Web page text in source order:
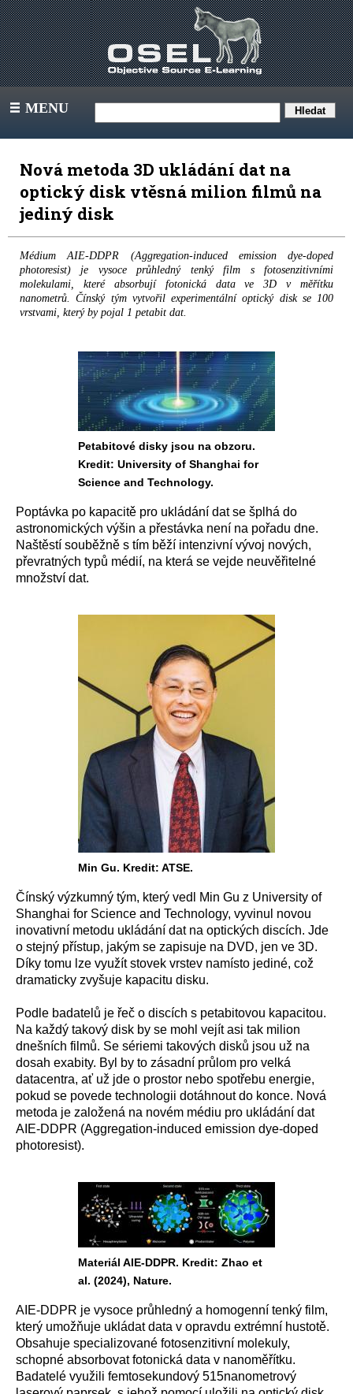
III MENU
Nová metoda 3D ukládání dat na
optický disk vtěsná milion filmů na
jediný disk
Médium AIE-DDPR (Aggregation-induced emission dye-doped
photoresist) je vysoce průhledný tenký film s fotosenzitivními
molekulami, které absorbují fotonická data ve 3D v měřítku
nanometrů. Čínský tým vytvořil experimentální optický disk se 100
vrstvami, který by pojal 1 petabit dat.
Petabitové disky jsou na obzoru.
Kredit: University of Shanghai for
Science and Technology.
Poptávka po kapacitě pro ukládání dat se šplhá do
astronomických výšin a přestávka není na pořadu dne.
Naštěstí souběžně s tím běží intenzivní vývoj nových,
převratných typů médií, na která se vejde neuvěřitelné
množství dat.
Min Gu. Kredit: ATSE.
Čínský výzkumný tým, který vedl Min Gu z University of
Shanghai for Science and Technology, vyvinul novou
inovativní metodu ukládání dat na optických discích. Jde
o stejný přístup, jakým se zapisuje na DVD, jen ve 3D.
Díky tomu lze využít stovek vrstev namísto jediné, což
dramaticky zvyšuje kapacitu disku.
Podle badatelů je řeč o discích s petabitovou kapacitou.
Na každý takový disk by se mohl vejít asi tak milion
dnešních filmů. Se sériemi takových disků jsou už na
dosah exabity. Byl by to zásadní průlom pro velká
datacentra, ať už jde o prostor nebo spotřebu energie,
pokud se povede technologii dotáhnout do konce. Nová
metoda je založená na novém médiu pro ukládání dat
AIE-DDPR (Aggregation-induced emission dye-doped
photoresist).
Materiál AIE-DDPR. Kredit: Zhao et
al. (2024), Nature.
AIE-DDPR je vysoce průhledný a homogenní tenký film,
který umožňuje ukládat data v opravdu extrémní hustotě.
Obsahuje specializované fotosenzitivní molekuly,
schopné absorbovat fotonická data v nanoměřítku.
Badatelé využili femtosekundový 515nanometrový